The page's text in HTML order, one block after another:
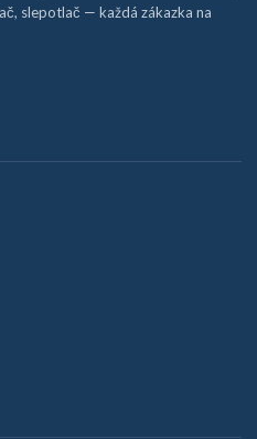
slepotlač — každá zákazka na